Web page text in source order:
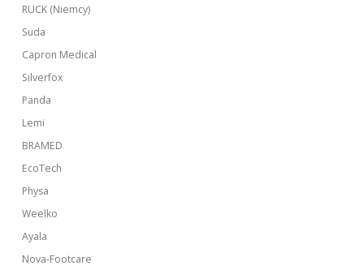
RUCK (Niemcy)
Suda
Capron Medical
Silverfox
Panda
Lemi
BRAMED
EcoTech
Physa
Weelko
Ayala
Nova-Footcare